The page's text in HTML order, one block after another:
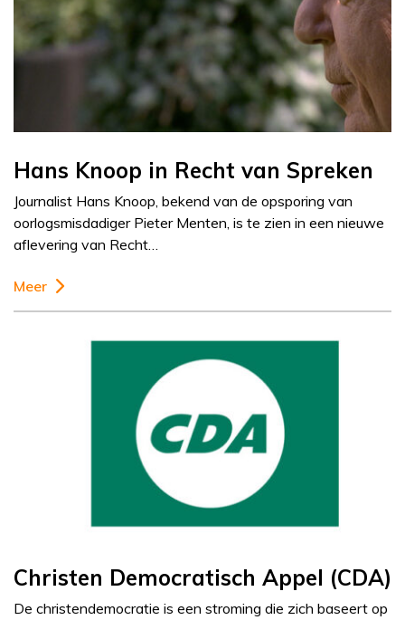
Hans Knoop in Recht van Spreken
Journalist Hans Knoop, bekend van de opsporing van
oorlogsmisdadiger Pieter Menten, is te zien in een nieuwe
aflevering van Recht…
Meer
Christen Democratisch Appel (CDA)
De christendemocratie is een stroming die zich baseert op